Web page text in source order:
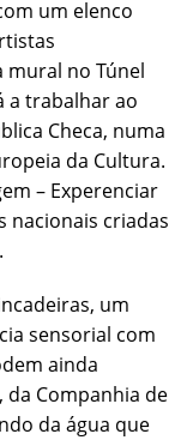
um elenco
no Túnel
a trabalhar ao
Checa, numa
da Cultura.
– Experenciar
nacionais criadas
um
sensorial com
ainda
da Companhia de
da água que